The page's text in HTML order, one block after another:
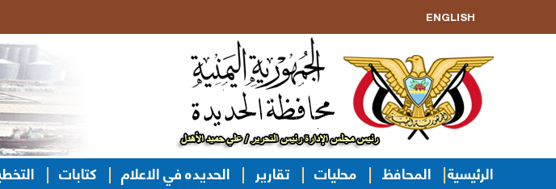
ENGLISH
الرئيسية المحافظ محليات تقارير الحديده في الاعلام كتابات